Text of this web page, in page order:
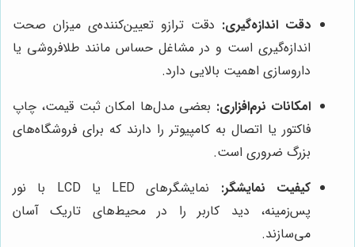
دقت اندازه‌گیری: دقت ترازو تعیین‌کننده‌ی میزان صحت
اندازه‌گیری است و در مشاغل حساس مانند طلافروشی یا
داروسازی اهمیت بالایی دارد.
امکانات نرم‌افزاری: بعضی مدل‌ها امکان ثبت قیمت، چاپ
فاکتور یا اتصال به کامپیوتر را دارند که برای فروشگاه‌های
بزرگ ضروری است.
کیفیت نمایشگر:
نمایشگرهای LED یا LCD با نور
پس‌زمینه، دید کاربر را در محیط‌های تاریک آسان
می‌سازند.